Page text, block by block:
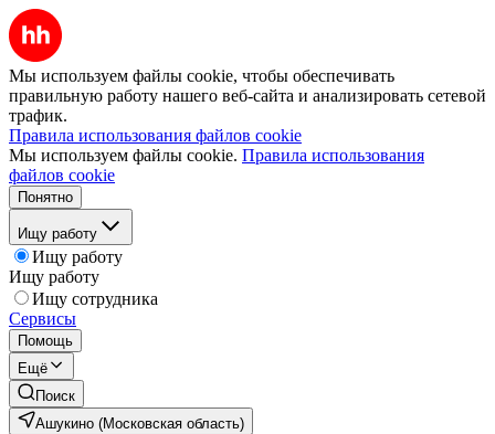
Мы используем файлы cookie, чтобы обеспечивать
правильную работу нашего веб-сайта и анализировать сетевой
трафик.
Правила использования файлов cookie
Мы используем файлы cookie. Правила использования
файлов cookie
Понятно
Ищу работу
Ищу работу
Ищу работу
Ищу сотрудника
Сервисы
Помощь
Ещё
Поиск
Ашукино (Московская область)